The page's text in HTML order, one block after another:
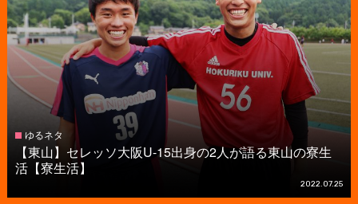
ゆるネタ
【東山】セレッソ大阪U-15出身の2人が語る東山の寮生
活【寮生活】
2022.07.25